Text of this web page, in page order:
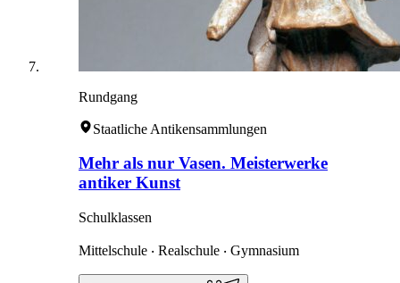
Rundgang
Staatliche Antikensammlungen
Mehr als nur Vasen. Meisterwerke
antiker Kunst
Schulklassen
Mittelschule ‧ Realschule ‧ Gymnasium